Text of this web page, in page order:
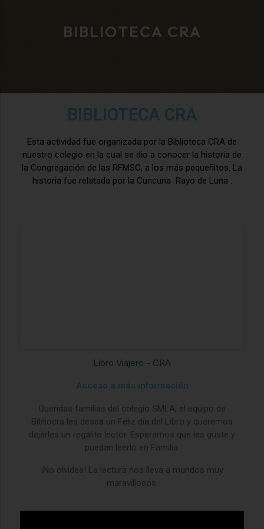
BIBLIOTECA CRA
BIBLIOTECA CRA
Esta actividad fue organizada por la Biblioteca CRA de
nuestro colegio en la cual se dio a conocer la historia de
la Congregación de las RFMSC, a los más pequeñitos. La
historia fue relatada por la Cuncuna Rayo de Luna .
Libro Viajero - CRA
Acceso a más información
Queridas familias del colegio SMLA, el equipo de
Bibliocra les desea un Feliz día del Libro y queremos
dejarles un regalito lector. Esperamos que les guste y
puedan leerlo en Familia.
¡No olvides! La lectura nos lleva a mundos muy
maravillosos.